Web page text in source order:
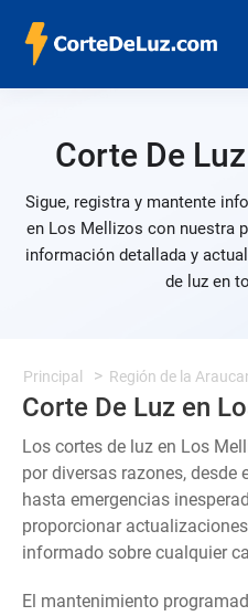
Corte De Luz
Sigue, registra y mantente
en Los Mellizos con nuestra
información detallada y
de luz en
Principal Región de la
Corte De Luz en
Los cortes de luz en Los
por diversas razones,
hasta emergencias
proporcionar
informado sobre cualquier
El mantenimiento